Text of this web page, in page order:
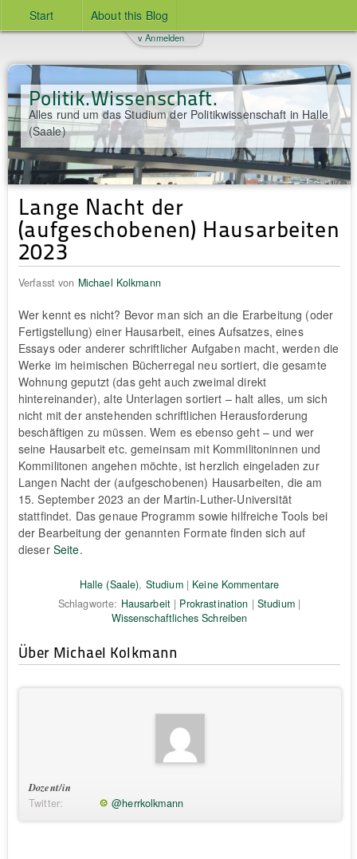
Start About this Blog
Politik.Wissenschaft.
Alles rund um das Studium der Politikwissenschaft in Halle
(Saale)
v Anmelden
Lange Nacht der
(aufgeschobenen) Hausarbeiten
2023
Verfasst von Michael Kolkmann
Wer kennt es nicht? Bevor man sich an die Erarbeitung (oder
Fertigstellung) einer Hausarbeit, eines Aufsatzes, eines
Essays oder anderer schriftlicher Aufgaben macht, werden die
Werke im heimischen Bücherregal neu sortiert, die gesamte
Wohnung geputzt (das geht auch zweimal direkt
hintereinander), alte Unterlagen sortiert – halt alles, um sich
nicht mit der anstehenden schriftlichen Herausforderung
beschäftigen zu müssen. Wem es ebenso geht – und wer
seine Hausarbeit etc. gemeinsam mit Kommilitoninnen und
Kommilitonen angehen möchte, ist herzlich eingeladen zur
Langen Nacht der (aufgeschobenen) Hausarbeiten, die am
15. September 2023 an der Martin-Luther-Universität
stattfindet. Das genaue Programm sowie hilfreiche Tools bei
der Bearbeitung der genannten Formate finden sich auf
dieser Seite.
Halle (Saale), Studium| Keine Kommentare
Schlagworte: Hausarbeit| Prokrastination | Studium|
Wissenschaftliches Schreiben
Über Michael Kolkmann
Dozent/in
Twitter:
@herrkolkmann